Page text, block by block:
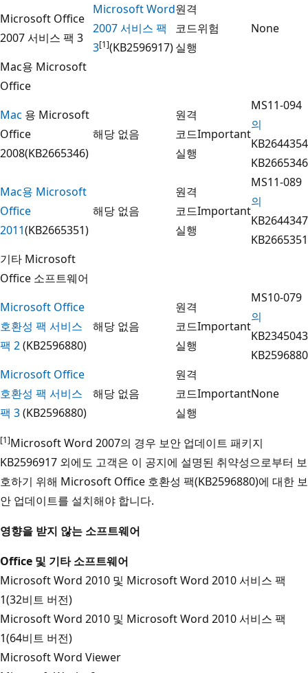
Microsoft Office
2007 서비스 팩 3
Microsoft Word
2007 서비스 팩
3[1](KB2596917)
원격
코드
실행
위험 None
Mac용 Microsoft
Office
Mac 용 Microsoft
Office
2008(KB2665346)
해당 없음
원격
코드
실행
Important
MS11-094
의
KB2644354
KB2665346
Mac용 Microsoft
Office
2011(KB2665351)
해당 없음
원격
코드
실행
Important
MS11-089
의
KB2644347
KB2665351
기타 Microsoft
Office 소프트웨어
Microsoft Office
호환성 팩 서비스
팩 2(KB2596880)
해당 없음
원격
코드
실행
Important
MS10-079
의
KB2345043
KB2596880
Microsoft Office
호환성 팩 서비스
팩 3(KB2596880)
해당 없음
원격
코드
실행
ImportantNone
[1]Microsoft Word 2007의 경우 보안 업데이트 패키지
KB2596917 외에도 고객은 이 공지에 설명된 취약성으로부터 보
호하기 위해 Microsoft Office 호환성 팩(KB2596880)에 대한 보
안 업데이트를 설치해야 합니다.
영향을 받지 않는 소프트웨어
Office 및 기타 소프트웨어
Microsoft Word 2010 및 Microsoft Word 2010 서비스 팩
1(32비트 버전)
Microsoft Word 2010 및 Microsoft Word 2010 서비스 팩
1(64비트 버전)
Microsoft Word Viewer